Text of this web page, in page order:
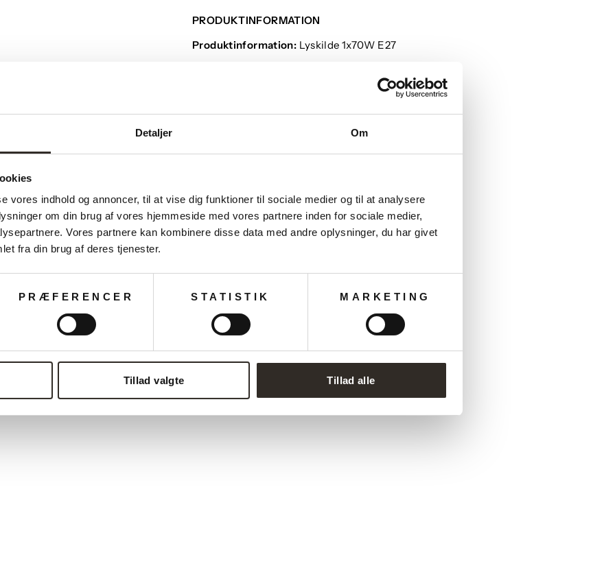
Detaljer Om
vores indhold og annoncer, til at vise dig funktioner til sociale medier og til at analysere
om din brug af vores hjemmeside med vores partnere inden for sociale medier,
Vores partnere kan kombinere disse data med andre oplysninger, du har givet
fra din brug af deres tjenester.
PRÆFERENCER STATISTIK MARKETING
Tillad valgte Tillad alle
PRODUKTINFORMATION
Produktinformation: Lyskilde 1x70W E27